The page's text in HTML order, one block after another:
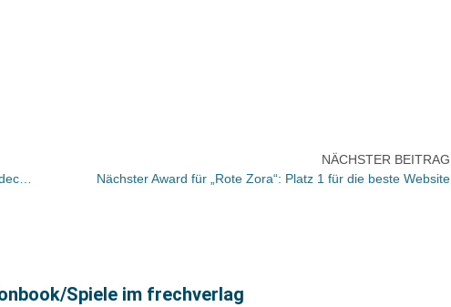
NÄCHSTER BEITRAG
Nächster Award für „Rote Zora“: Platz 1 für die beste Website
Spiele im frechverlag